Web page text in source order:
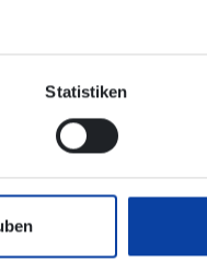
Statistiken
Kreises Altenkirchen